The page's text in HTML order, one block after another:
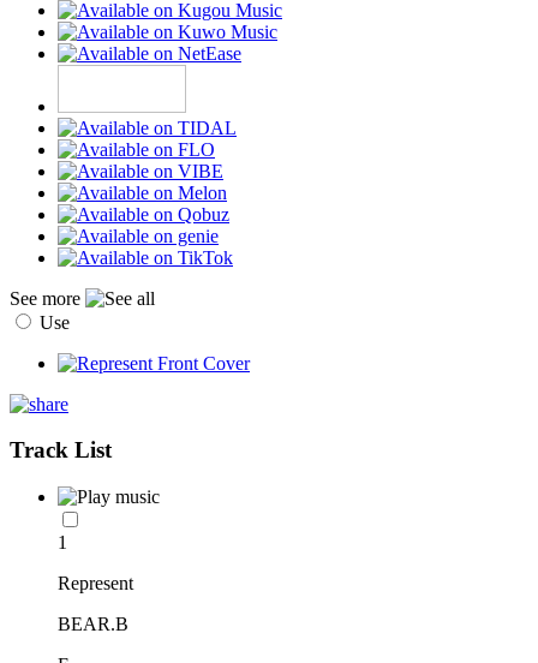
See more
Use
Track List
1
Represent
BEAR.B